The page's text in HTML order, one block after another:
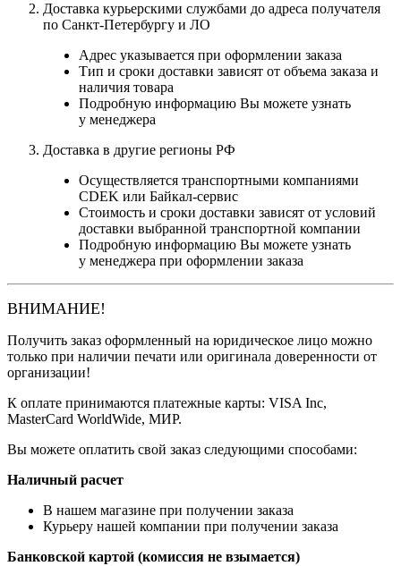
Доставка курьерскими службами до адреса получателя
по Санкт-Петербургу и ЛО
Адрес указывается при оформлении заказа
Тип и сроки доставки зависят от объема заказа и
наличия товара
Подробную информацию Вы можете узнать
у менеджера
Доставка в другие регионы РФ
Осуществляется транспортными компаниями
CDEK или Байкал-сервис
Стоимость и сроки доставки зависят от условий
доставки выбранной транспортной компании
Подробную информацию Вы можете узнать
у менеджера при оформлении заказа
ВНИМАНИЕ!
Получить заказ оформленный на юридическое лицо можно
только при наличии печати или оригинала доверенности от
организации!
К оплате принимаются платежные карты: VISA Inc,
MasterCard WorldWide, МИР.
Вы можете оплатить свой заказ следующими способами:
Наличный расчет
В нашем магазине при получении заказа
Курьеру нашей компании при получении заказа
Банковской картой (комиссия не взымается)